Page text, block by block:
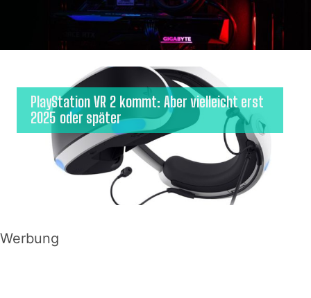
PlayStation VR 2 kommt: Aber vielleicht erst
2025 oder später
Werbung